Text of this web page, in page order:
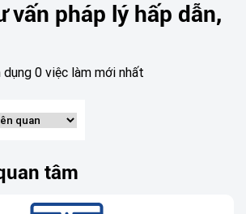
vấn pháp lý hấp dẫn,
dụng 0 việc làm mới nhất
tâm